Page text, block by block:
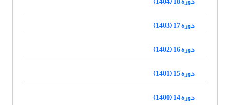
دوره 17 (1403)
دوره 16 (1402)
دوره 15 (1401)
دوره 14 (1400)